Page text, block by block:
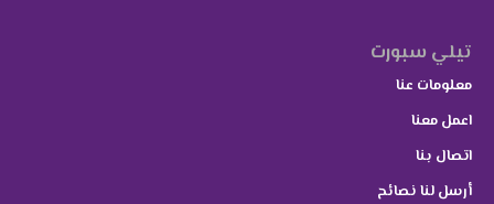
تيلي سبورت
معلومات عنا
اعمل معنا
اتصال بنا
أرسل لنا نصائح